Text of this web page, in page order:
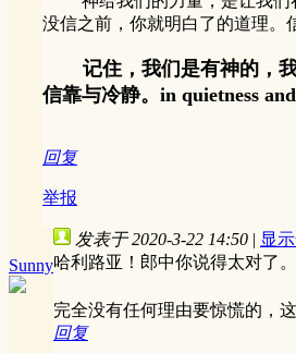
没信之前，你就明白了的道理。
记住，我们是有神的，
信靠与冷静。in quietness
回复
举报
Sunny
发表于 2020-3-22 14:50 | 显
哈利路亚！郎中你说得太对了
完全没有任何理由要惊慌的，
回复